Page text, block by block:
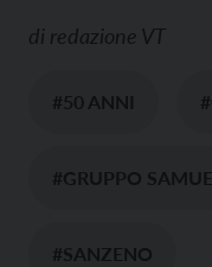
di redazione VT
#50 ANNI
#GRUPPO
#SANZENO